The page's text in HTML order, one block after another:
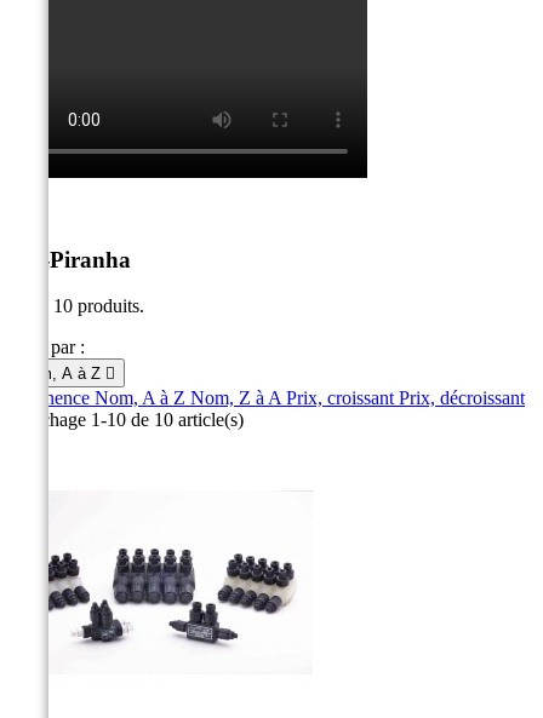
PH-Piranha
Il y a 10 produits.
Trier par :
Nom, A à Z 
Pertinence Nom, A à Z Nom, Z à APrix, croissantPrix, décroissant
Affichage 1-10 de 10 article(s)